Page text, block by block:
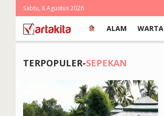
Sabtu, 8 Agustus 2026
ALAM WARTA
TERPOPULER-SEPEKAN